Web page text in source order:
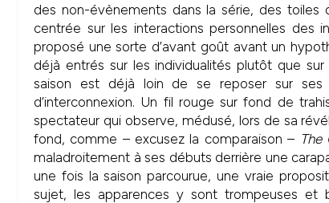
des non-évènements dans la série, des toiles
centrée sur les interactions personnelles des
proposé une sorte d’avant goût avant un
déjà entrés sur les individualités plutôt que
saison est déjà loin de se reposer sur
d’interconnexion. Un fil rouge sur fond de
spectateur qui observe, médusé, lors de sa
fond, comme – excusez la comparaison – The
maladroitement à ses débuts derrière une
une fois la saison parcourue, une vraie
sujet, les apparences y sont trompeuses et